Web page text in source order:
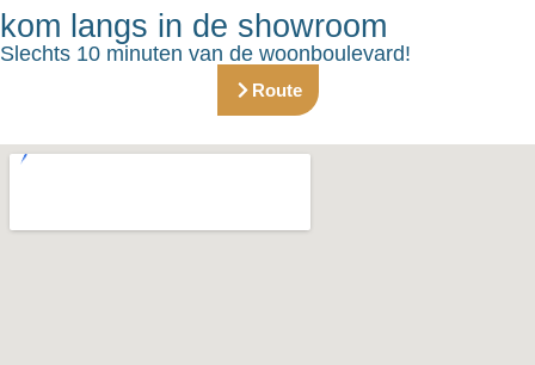
kom langs in de showroom
Slechts 10 minuten van de woonboulevard!
Route